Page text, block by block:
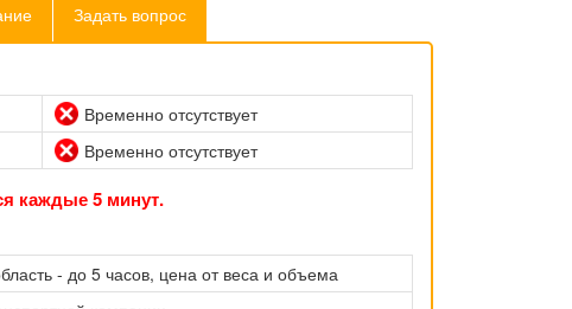
Задать вопрос
Временно отсутствует
Временно отсутствует
каждые 5 минут.
- до 5 часов, цена от веса и объема